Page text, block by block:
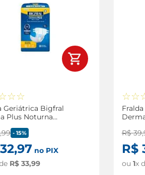
☆☆
Geriátrica Bigfral
Plus Noturna
,99 -15%
32,97 no PIX
R$ 33,99
☆☆
R$ 39,
R$
ou 1x